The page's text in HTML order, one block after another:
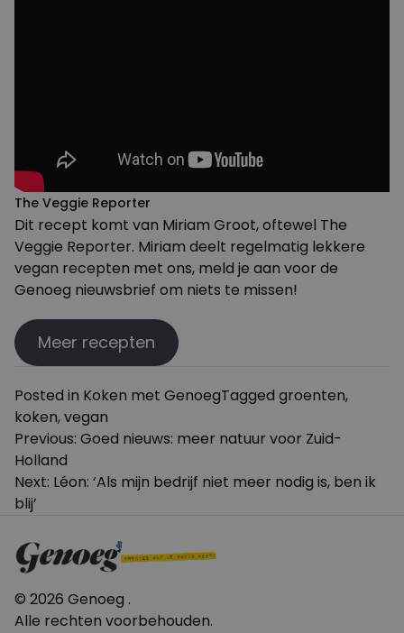
The Veggie Reporter
Dit recept komt van Miriam Groot, oftewel The
Veggie Reporter. Miriam deelt regelmatig lekkere
vegan recepten met ons, meld je aan voor de
Genoeg nieuwsbrief om niets te missen!
Meer recepten
Posted in Koken met GenoegTagged groenten,
koken,vegan
Bericht
navigatie
Previous: Goed nieuws: meer natuur voor Zuid-
Holland
Next: Léon: ‘Als mijn bedrijf niet meer nodig is, ben ik
blij’
© 2026 Genoeg .
Alle rechten voorbehouden.